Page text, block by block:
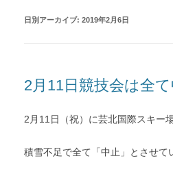
日別アーカイブ: 2019年2月6日
2月11日競技会は全
2月11日（祝）に芸北国際スキー
積雪不足で全て「中止」とさせて